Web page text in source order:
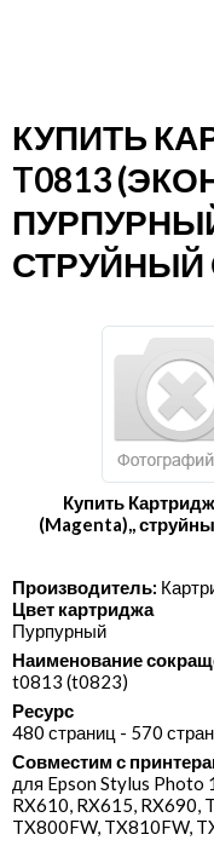
КУПИТЬ
T0813
ПУРПУРНЫЙ
Купить
(Magenta),,
Производитель:
Цвет картриджа
Пурпурный
Наименование
t0813 (t0823)
Ресурс
480 страниц - 570
Совместим с
для Epson Stylus Photo
RX610, RX615, RX690,
TX800FW, TX810FW,